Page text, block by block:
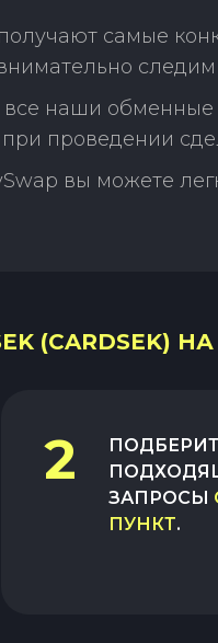
самые
все наши
проведении
вы можете
(CARDSEK)
2
ЗАПРОСЫ
ПУНКТ.